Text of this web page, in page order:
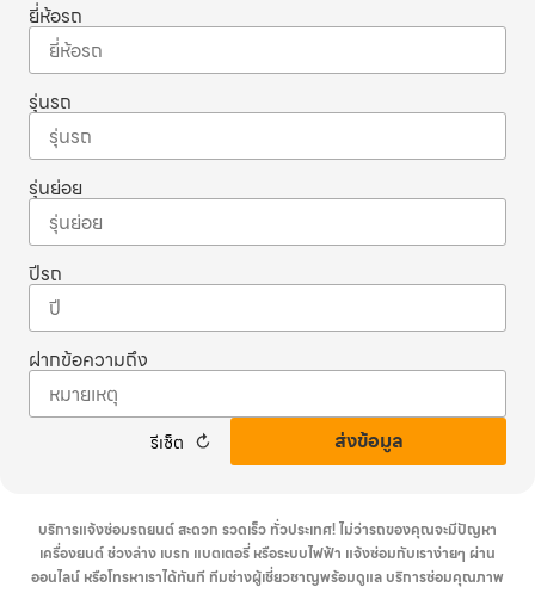
ยี่ห้อรถ
รุ่นรถ
รุ่นย่อย
ปีรถ
ฝากข้อความถึง
รีเซ็ต ส่งข้อมูล
บริการแจ้งซ่อมรถยนต์ สะดวก รวดเร็ว ทั่วประเทศ! ไม่ว่ารถของคุณจะมีปัญหา
เครื่องยนต์ ช่วงล่าง เบรก แบตเตอรี่ หรือระบบไฟฟ้า แจ้งซ่อมกับเราง่ายๆ ผ่าน
ออนไลน์ หรือโทรหาเราได้ทันที ทีมช่างผู้เชี่ยวชาญพร้อมดูแล บริการซ่อมคุณภาพ